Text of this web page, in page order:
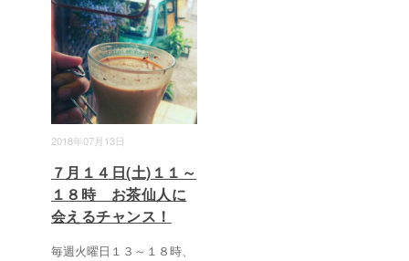
2018年07月13日
７月１４日(土)１１～
１８時 お茶仙人に
会えるチャンス！
毎週火曜日１３～１８時、